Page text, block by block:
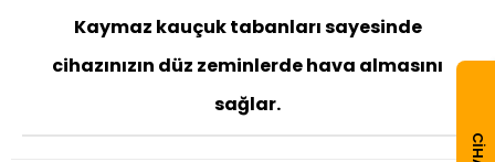
Kaymaz kauçuk tabanları sayesinde
cihazınızın düz zeminlerde hava almasını
sağlar.